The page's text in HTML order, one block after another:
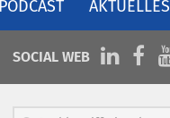
PODCAST AKTUELLES
SOCIAL WEB